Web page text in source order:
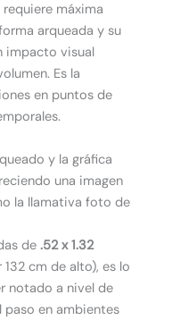
máxima
arqueada y su
impacto visual
Es la
en puntos de
y la gráfica
una imagen
la llamativa foto de
de .52 x 1.32
cm de alto), es lo
notado a nivel de
en ambientes